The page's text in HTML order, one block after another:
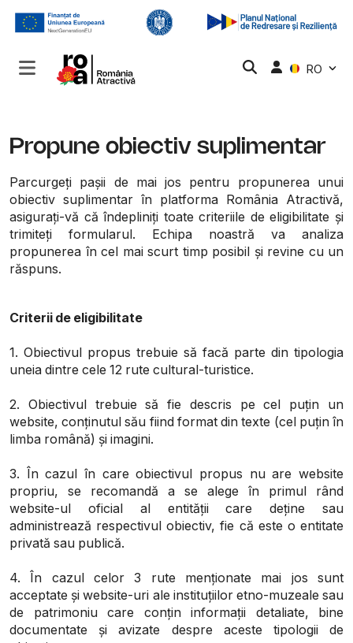
RO
Propune obiectiv suplimentar
Parcurgeți pașii de mai jos pentru propunerea unui
obiectiv suplimentar în platforma România Atractivă,
asigurați-vă că îndepliniți toate criteriile de eligibilitate și
trimiteți formularul. Echipa noastră va analiza
propunerea în cel mai scurt timp posibil și revine cu un
răspuns.
Criterii de eligibilitate
1. Obiectivul propus trebuie să facă parte din tipologia
uneia dintre cele 12 rute cultural-turistice.
2. Obiectivul trebuie să fie descris pe cel puțin un
website, conținutul său fiind format din texte (cel puțin în
limba română) și imagini.
3. În cazul în care obiectivul propus nu are website
propriu, se recomandă a se alege în primul rând
website-ul oficial al entității care deține sau
administrează respectivul obiectiv, fie că este o entitate
privată sau publică.
4. În cazul celor 3 rute menționate mai jos sunt
acceptate și website-uri ale instituțiilor etno-muzeale sau
de patrimoniu care conțin informații detaliate, bine
documentate și avizate despre aceste tipologii de